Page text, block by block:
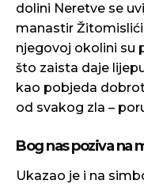
dolini Neretve se
manastir
njegovoj okolini su
što zaista daje
kao pobjeda
od svakog zla –
Bog nas poziva na
Ukazao je i na